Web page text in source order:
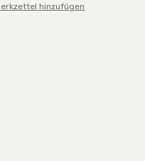
hinzufügen